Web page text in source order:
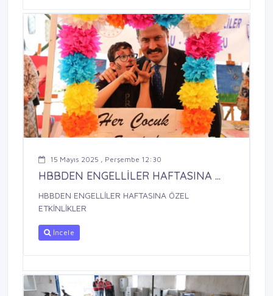
15 Mayıs 2025 , Perşembe 12:30
HBBDEN ENGELLİLER HAFTASINA ...
HBBDEN ENGELLİLER HAFTASINA ÖZEL
ETKİNLİKLER
İncele